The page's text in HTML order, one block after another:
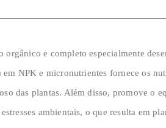
orgânico e completo especialmente
NPK e micronutrientes fornece os
das plantas. Além disso, promove o
ambientais, o que resulta em